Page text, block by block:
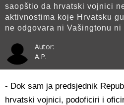
saopštio da hrvatski vojnici
aktivnostima koje Hrvatsku
ne odgovara ni Vašingtonu ni
Autor:
A.P.
- Dok sam ja predsjednik
hrvatski vojnici, podoficiri i